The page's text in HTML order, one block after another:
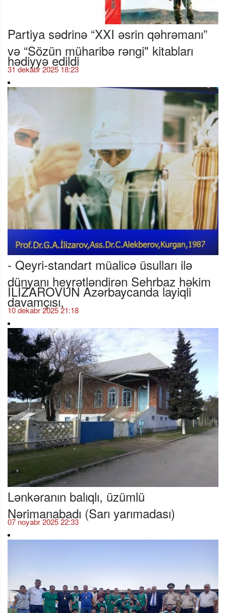
Partiya sədrinə “XXI əsrin qəhrəmanı”
və “Sözün müharibə rəngi" kitabları
hədiyyə edildi
31 dekabr 2025 18:23
- Qeyri-standart müalicə üsulları ilə
dünyanı heyrətləndirən Sehrbaz həkim
İLİZAROVUN Azərbaycanda layiqli
davamçısı,
10 dekabr 2025 21:18
Lənkəranın balıqlı, üzümlü
Nərimanabadı (Sarı yarımadası)
07 noyabr 2025 22:33